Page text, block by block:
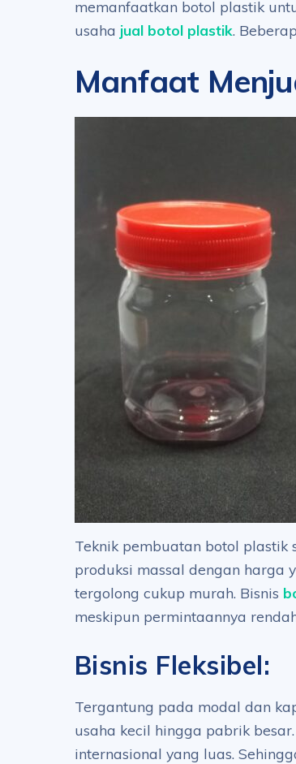
memanfaatkan botol plastik
usaha jual botol plastik.
Manfaat
Teknik pembuatan botol
produksi massal dengan harga
tergolong cukup murah. Bisnis
meskipun permintaannya
Bisnis Fleksibel:
Tergantung pada modal dan
usaha kecil hingga pabrik
internasional yang luas.